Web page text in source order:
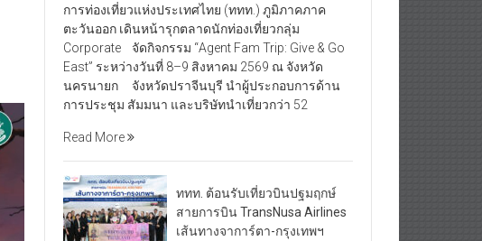
การท่องเที่ยวแห่งประเทศไทย (ททท.) ภูมิภาคภาค
ตะวันออก เดินหน้ารุกตลาดนักท่องเที่ยวกลุ่ม
Corporate จัดกิจกรรม “Agent Fam Trip: Give & Go
East” ระหว่างวันที่ 8–9 สิงหาคม 2569 ณ จังหวัด
นครนายก จังหวัดปราจีนบุรี นำผู้ประกอบการด้าน
การประชุม สัมมนา และบริษัทนำเที่ยวกว่า 52
Read More
ททท. ต้อนรับเที่ยวบินปฐมฤกษ์
สายการบิน TransNusa Airlines
เส้นทางจาการ์ตา-กรุงเทพฯ